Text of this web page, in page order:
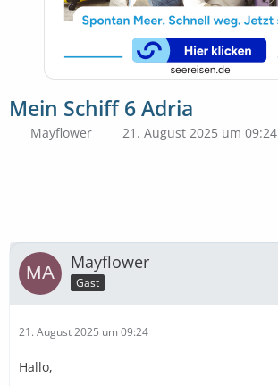
Mein Schiff 6 Adria
Mayflower 21. August 2025 um 09:24
Mayflower
Gast
21. August 2025 um 09:24
Hallo,